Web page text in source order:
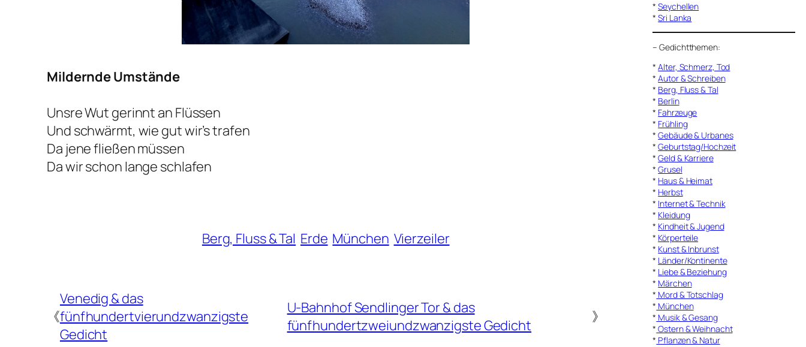
Mildernde Umstände
Unsre Wut gerinnt an Flüssen
Und schwärmt, wie gut wir’s trafen
Da jene fließen müssen
Da wir schon lange schlafen
Berg, Fluss & Tal Erde München Vierzeiler
《
Venedig & das
fünfhundertvierundzwanzigste
Gedicht
U-Bahnhof Sendlinger Tor & das
fünfhundertzweiundzwanzigste Gedicht
》
*Seychellen
*Sri Lanka
–Gedichtthemen:
*Alter, Schmerz, Tod
*Autor & Schreiben
* Berg, Fluss & Tal
* Berlin
* Fahrzeuge
* Frühling
*Gebäude & Urbanes
*Geburtstag/Hochzeit
*Geld & Karriere
*Grusel
* Haus & Heimat
* Herbst
* Internet & Technik
* Kleidung
* Kindheit & Jugend
* Körperteile
* Kunst & Inbrunst
* Länder/Kontinente
* Liebe & Beziehung
* Märchen
* Mord & Totschlag
* München
* Musik & Gesang
* Ostern & Weihnacht
* Pflanzen & Natur